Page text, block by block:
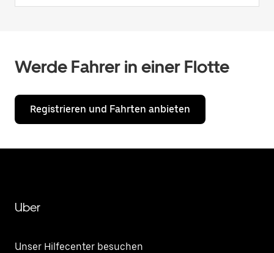
Werde Fahrer in einer Flotte
Registrieren und Fahrten anbieten
Uber
Unser Hilfecenter besuchen